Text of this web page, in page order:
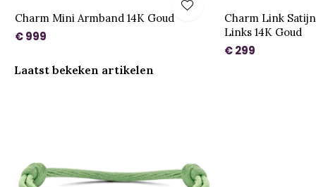
Charm Mini Armband 14K Goud
€ 999
Charm Link
Links 14K Goud
€ 299
Laatst bekeken artikelen